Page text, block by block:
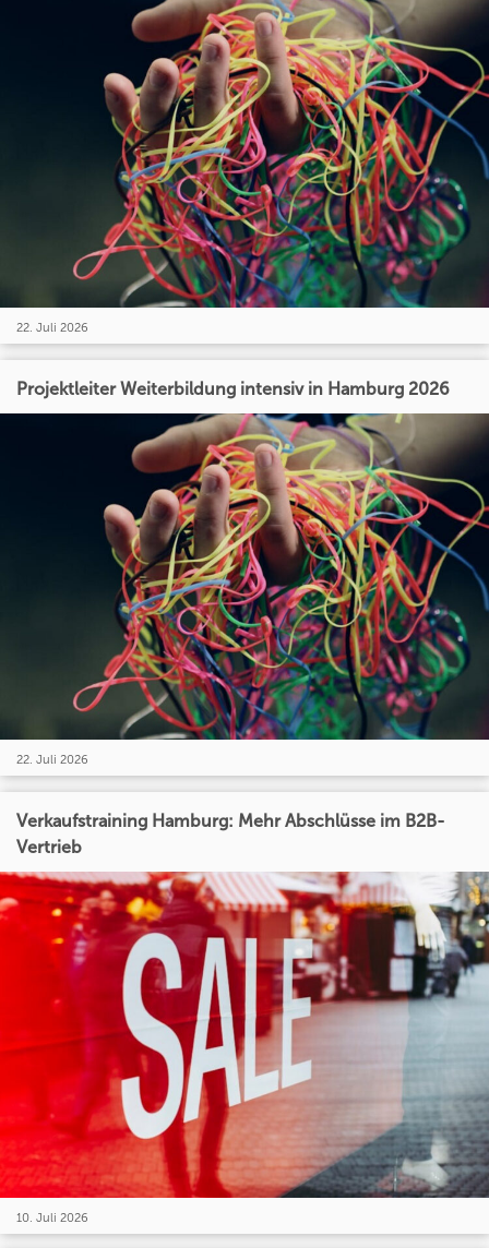
22. Juli 2026
Projektleiter Weiterbildung intensiv in Hamburg 2026
22. Juli 2026
Verkaufstraining Hamburg: Mehr Abschlüsse im B2B-
Vertrieb
10. Juli 2026